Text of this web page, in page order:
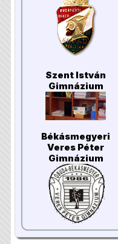
Szent István
Gimnázium
Békásmegyeri
Veres Péter
Gimnázium